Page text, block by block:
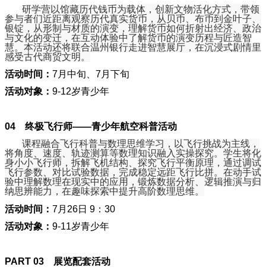
研学营以馆藏历代钱币为载体，创新文物活化方式，带领
参与者们近距离观察历代真实货币，从贝币、布币到金叶子、
银锭，从形制与材质的演变，理解货币如何折射出经济、政治
与文化的变迁，在互动体验中了解货币的演变历程与匠造智
慧。本活动还将联合温州银行走进智慧展厅，在沉浸式剧情里
感受古代商贸文明。
活动时间： 7月中旬、7月下旬
活动对象： 9-12岁青少年
04 终极飞行师——青少年航空科普活动
课程融合飞行科普与数理思维学习，以飞行挑战为主线，
将角度、速度、轨迹测算等数理知识融入实操探究。学生将化
身小小飞行师，拆解飞机结构、探究飞行平衡原理，通过调试
飞行参数、对比试验数据，完成稳定远距飞行比拼。在动手试
验中理解数理在现实中的应用，锻炼数据分析、逻辑推演与归
纳思辨能力，在趣味探索中提升高阶数理思维。
活动时间： 7月26日 9：30
活动对象： 9-11岁青少年
PART 03
展览配套活动